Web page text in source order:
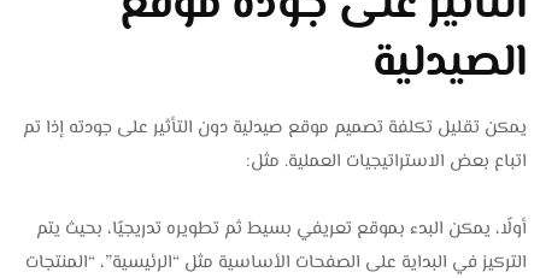
الصيدلية
يمكن تقليل تكلفة تصميم موقع صيدلية دون التأثير على جودته إذا تم
اتباع بعض الاستراتيجيات العملية. مثل:
أولًا، يمكن البدء بموقع تعريفي بسيط ثم تطويره تدريجيًا، بحيث يتم
التركيز في البداية على الصفحات الأساسية مثل “الرئيسية”، “المنتجات